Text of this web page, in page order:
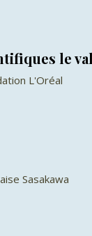
le
L'Oréal
Sasakawa